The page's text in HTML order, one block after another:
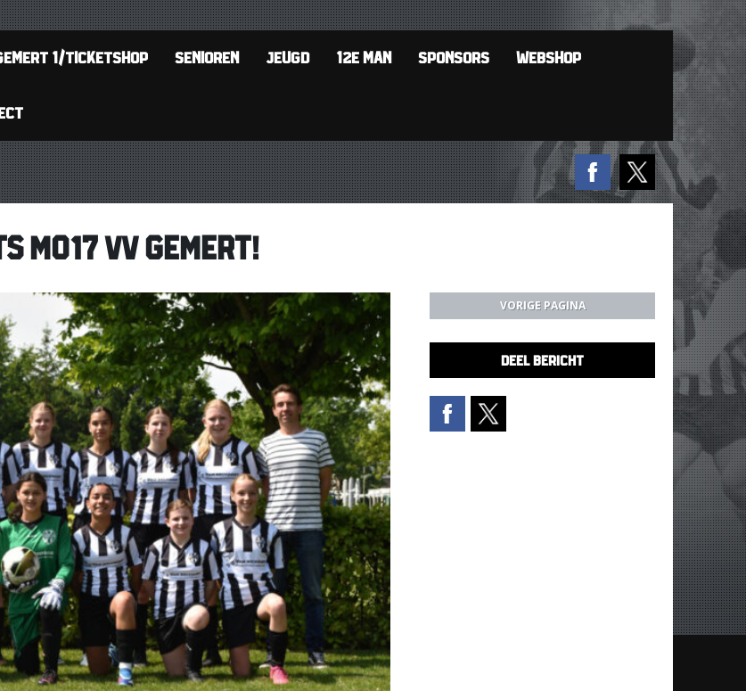
1/TICKETSHOP SENIOREN JEUGD 12E MAN SPONSORS WEBSHOP
MO17 VV GEMERT!
VORIGE PAGINA
DEEL BERICHT